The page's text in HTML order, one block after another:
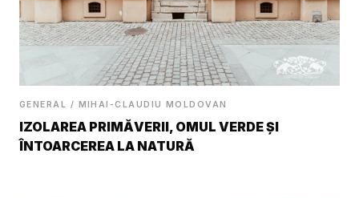
GENERAL / MIHAI-CLAUDIU MOLDOVAN
IZOLAREA PRIMĂVERII, OMUL VERDE ȘI
ÎNTOARCEREA LA NATURĂ